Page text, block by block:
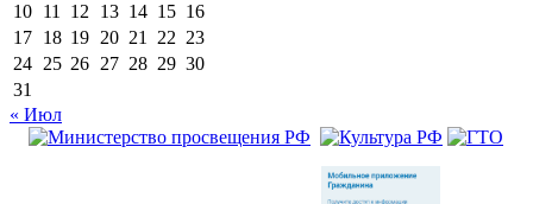
10 11 12 13 14 15 16
17 18 19 20 21 22 23
24 25 26 27 28 29 30
31
« Июл